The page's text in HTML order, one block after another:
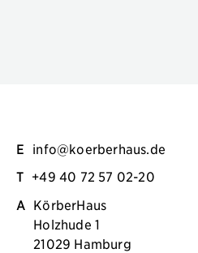
E info@koerberhaus.de
T +49 40 72 57 02-20
A KörberHaus
Holzhude 1
21029 Hamburg